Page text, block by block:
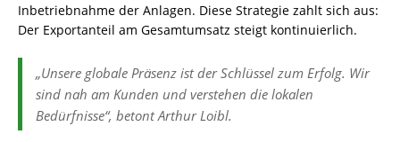
Inbetriebnahme der Anlagen. Diese Strategie zahlt sich aus:
Der Exportanteil am Gesamtumsatz steigt kontinuierlich.
„Unsere globale Präsenz ist der Schlüssel zum Erfolg. Wir
sind nah am Kunden und verstehen die lokalen
Bedürfnisse“, betont Arthur Loibl.